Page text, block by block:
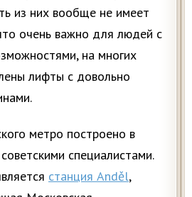
из них вообще не имеет
очень важно для людей с
на многих
лифты с довольно
метро построено в
специалистами.
станция Anděl,